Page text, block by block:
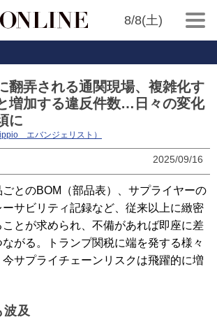
8/8(土)
翻弄される通関現場、複雑化す
増加する違反件数…日々の変化
に
エバンジェリスト）
2025/09/16
とのBOM（部品表）、サプライヤーの
サビリティ記録など、従来以上に緻密
とが求められ、不備があれば即座に差
がる。トランプ関税に端を発する様々
サプライチェーンリスクは飛躍的に増
波及